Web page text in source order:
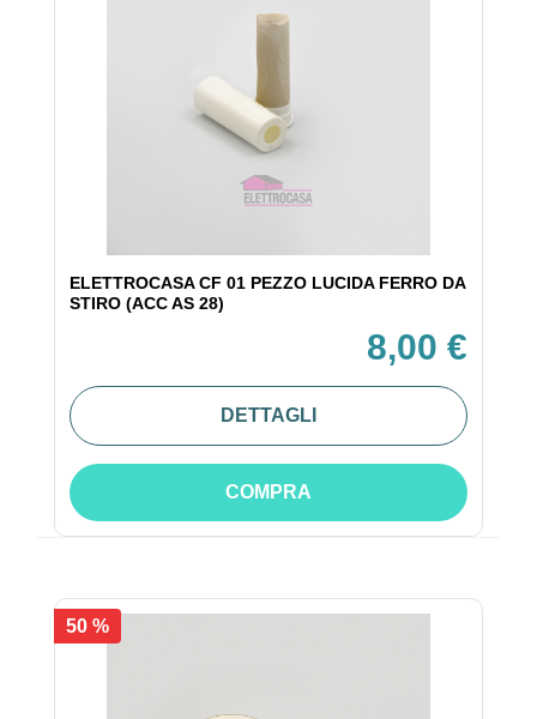
ELETTROCASA CF 01 PEZZO LUCIDA FERRO DA
STIRO (ACC AS 28)
8,00 €
DETTAGLI
COMPRA
50 %